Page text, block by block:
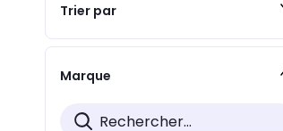
Trier par
Marque